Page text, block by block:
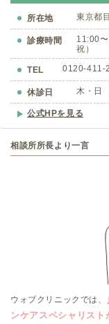
所在地 東京都
診療時間
11:00
祝）
TEL 0120-411-
休診日 木・日
公式HPを見る
相談所所長より一言
ウォブクリニックでは、
ンケアスペシャリス